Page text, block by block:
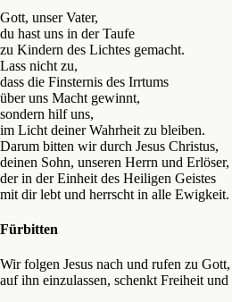
Gott, unser Vater,
du hast uns in der Taufe
zu Kindern des Lichtes gemacht.
Lass nicht zu,
dass die Finsternis des Irrtums
über uns Macht gewinnt,
sondern hilf uns,
im Licht deiner Wahrheit zu bleiben.
Darum bitten wir durch Jesus Christus,
deinen Sohn, unseren Herrn und Erlöser,
der in der Einheit des Heiligen Geistes
mit dir lebt und herrscht in alle
Fürbitten
Wir folgen Jesus nach und rufen zu
auf ihn einzulassen, schenkt Freiheit und